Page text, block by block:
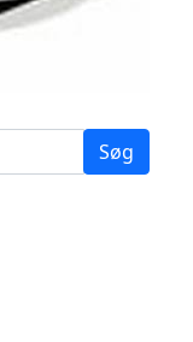
Søg